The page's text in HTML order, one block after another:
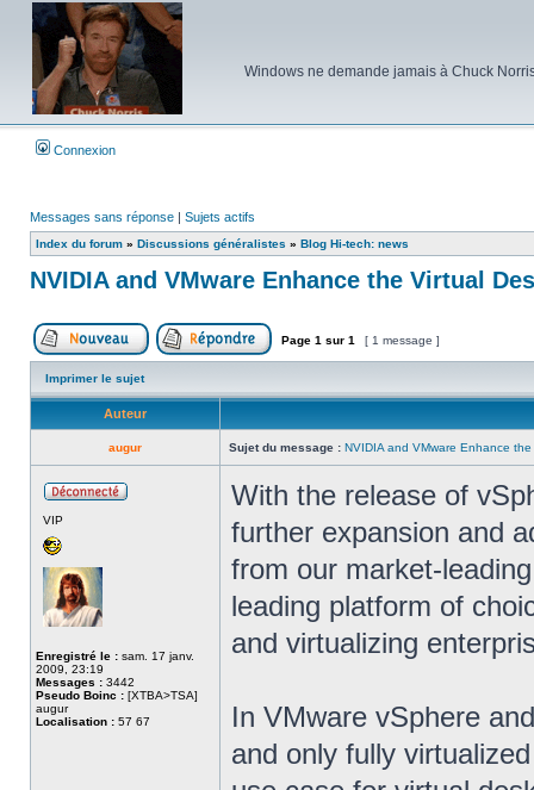
Windows ne demande jamais à Chuck
Connexion
Messages sans réponse | Sujets actifs
Index du forum » Discussions généralistes » Blog Hi-tech: news
NVIDIA and VMware Enhance the Virtual
Poster un nouveau sujetRépondre au sujet
Page 1 sur 1 [ 1 message ]
Imprimer le sujet
Auteur
augur Sujet du message : NVIDIA and VMware Enhance
VIP
Enregistré le : sam. 17 janv.
2009, 23:19
Messages : 3442
Pseudo Boinc : [XTBA>TSA]
augur
Localisation : 57 67
With the release of
further expansion and
from our market-
leading platform of
and virtualizing
In VMware vSphere
and only fully